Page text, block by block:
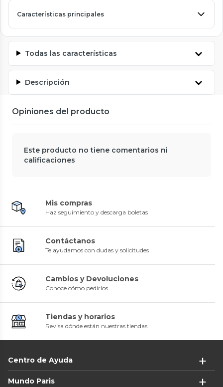
Características principales
Todas las características
Descripción
Opiniones del producto
Este producto no tiene comentarios ni
calificaciones
Mis compras
Haz seguimiento y descarga boletas
Contáctanos
Te ayudamos con dudas y solicitudes
Cambios y Devoluciones
Conoce cómo pedirlos
Tiendas y horarios
Revisa dónde están nuestras tiendas
Centro de Ayuda
Mundo Paris